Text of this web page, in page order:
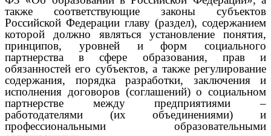
также соответствующие законы субъектов
Российской Федерации главу (раздел), содержанием
которой должно являться установление понятия,
принципов, уровней и форм социального
партнерства в сфере образования, прав и
обязанностей его субъектов, а также регулирование
содержания, порядка разработки, заключения и
исполнения договоров (соглашений) о социальном
партнерстве между предприятиями –
работодателями (их объединениями) и
профессиональными образовательными